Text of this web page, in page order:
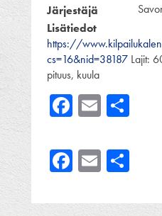
Järjestäjä
Lisätiedot
https://
cs=16&nid=38187 Lajit:
pituus, kuula
Facebook
Email
Facebook
Email